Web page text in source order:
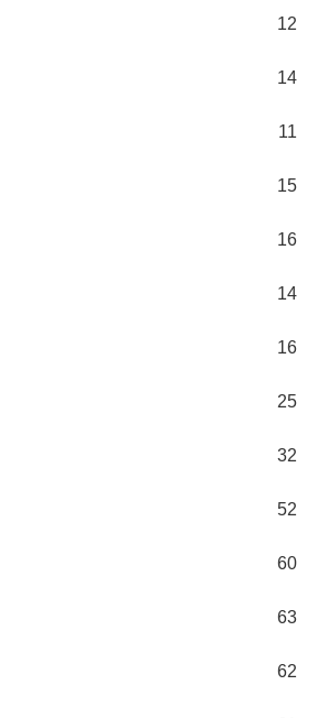
12
14
11
15
16
14
16
25
32
52
60
63
62